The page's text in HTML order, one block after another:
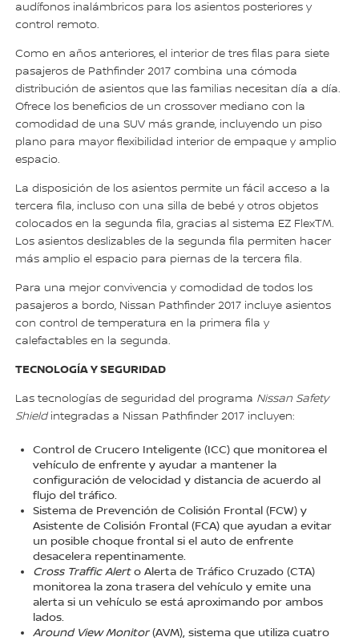
audífonos inalámbricos para los asientos posteriores y
control remoto.
Como en años anteriores, el interior de tres filas para siete
pasajeros de Pathfinder 2017 combina una cómoda
distribución de asientos que las familias necesitan día a día.
Ofrece los beneficios de un crossover mediano con la
comodidad de una SUV más grande, incluyendo un piso
plano para mayor flexibilidad interior de empaque y amplio
espacio.
La disposición de los asientos permite un fácil acceso a la
tercera fila, incluso con una silla de bebé y otros objetos
colocados en la segunda fila, gracias al sistema EZ FlexTM.
Los asientos deslizables de la segunda fila permiten hacer
más amplio el espacio para piernas de la tercera fila.
Para una mejor convivencia y comodidad de todos los
pasajeros a bordo, Nissan Pathfinder 2017 incluye asientos
con control de temperatura en la primera fila y
calefactables en la segunda.
TECNOLOGÍA Y SEGURIDAD
Las tecnologías de seguridad del programa Nissan Safety
Shieldintegradas a Nissan Pathfinder 2017 incluyen:
Control de Crucero Inteligente (ICC) que monitorea el
vehículo de enfrente y ayudar a mantener la
configuración de velocidad y distancia de acuerdo al
flujo del tráfico.
Sistema de Prevención de Colisión Frontal (FCW) y
Asistente de Colisión Frontal (FCA) que ayudan a evitar
un posible choque frontal si el auto de enfrente
desacelera repentinamente.
Cross Traffic Alerto Alerta de Tráfico Cruzado (CTA)
monitorea la zona trasera del vehículo y emite una
alerta si un vehículo se está aproximando por ambos
lados.
Around View Monitor(AVM), sistema que utiliza cuatro